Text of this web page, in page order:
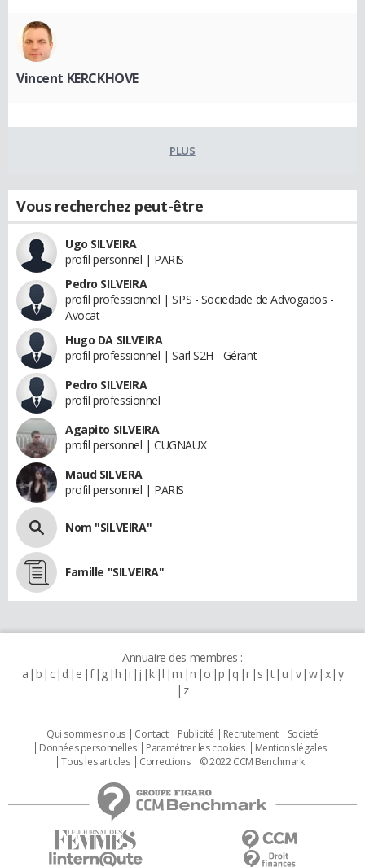
Vincent KERCKHOVE
PLUS
Vous recherchez peut-être
Ugo SILVEIRA
profil personnel | PARIS
Pedro SILVEIRA
profil professionnel | SPS - Sociedade de Advogados -
Avocat
Hugo DA SILVEIRA
profil professionnel | Sarl S2H - Gérant
Pedro SILVEIRA
profil professionnel
Agapito SILVEIRA
profil personnel | CUGNAUX
Maud SILVERA
profil personnel | PARIS
Nom "SILVEIRA"
Famille "SILVEIRA"
Annuaire des membres :
a b c d e f g h i j k l m n o p q r s t u v w x y
z
Qui sommes nous Contact Publicité Recrutement
Societé
Données personnelles
Paramétrer les cookies
Mentions légales
Tous les articles
Corrections © 2022 CCM Benchmark